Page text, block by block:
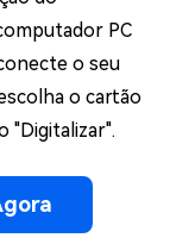
PC
o seu
o cartão
"Digitalizar".